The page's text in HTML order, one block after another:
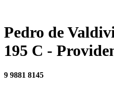
Pedro de
195 C -
9 9881 8145